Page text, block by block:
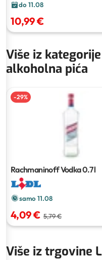
do 11.08
10,99 €
Više iz
alkoholna pića
-29%
Rachmaninoff Vodka0.7 l
samo 11.08
4,09 € 5,79 €
Više iz trgovine